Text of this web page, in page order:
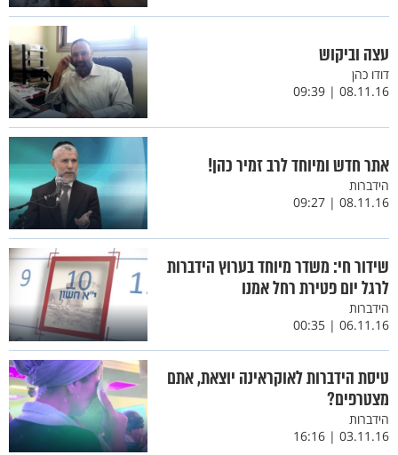
עצה וביקוש
דודו כהן
08.11.16 | 09:39
אתר חדש ומיוחד לרב זמיר כהן!
הידברות
08.11.16 | 09:27
שידור חי: משדר מיוחד בערוץ הידברות
לרגל יום פטירת רחל אמנו
הידברות
06.11.16 | 00:35
טיסת הידברות לאוקראינה יוצאת, אתם
מצטרפים?
הידברות
03.11.16 | 16:16